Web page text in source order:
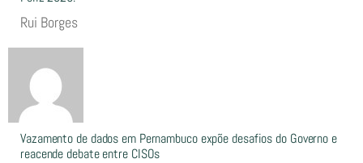
Rui Borges
Vazamento de dados em Pernambuco expõe desafios do Governo e
reacende debate entre CISOs